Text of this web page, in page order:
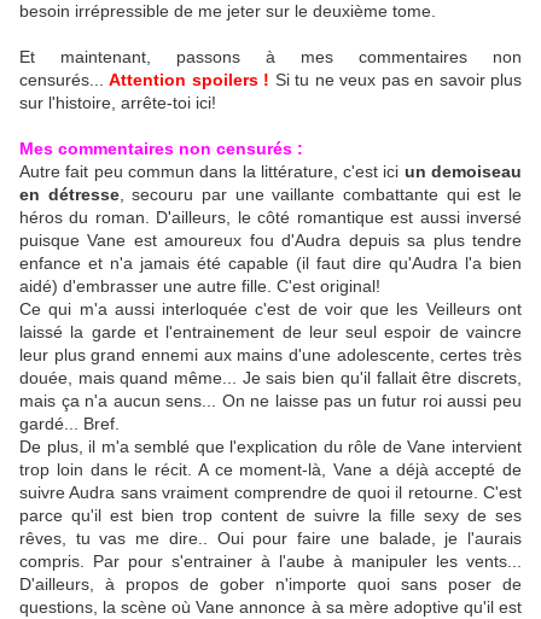
besoin irrépressible de me jeter sur le deuxième tome.
Et maintenant, passons à mes commentaires non
censurés...Attention spoilers ! Si tu ne veux pas en savoir plus
sur l'histoire, arrête-toi ici!
Mes commentaires non censurés :
Autre fait peu commun dans la littérature, c'est ici un demoiseau
en détresse, secouru par une vaillante combattante qui est le
héros du roman. D'ailleurs, le côté romantique est aussi inversé
puisque Vane est amoureux fou d'Audra depuis sa plus tendre
enfance et n'a jamais été capable (il faut dire qu'Audra l'a bien
aidé) d'embrasser une autre fille. C'est original!
Ce qui m'a aussi interloquée c'est de voir que les Veilleurs ont
laissé la garde et l'entrainement de leur seul espoir de vaincre
leur plus grand ennemi aux mains d'une adolescente, certes très
douée, mais quand même... Je sais bien qu'il fallait être discrets,
mais ça n'a aucun sens... On ne laisse pas un futur roi aussi peu
gardé... Bref.
De plus, il m'a semblé que l'explication du rôle de Vane intervient
trop loin dans le récit. A ce moment-là, Vane a déjà accepté de
suivre Audra sans vraiment comprendre de quoi il retourne. C'est
parce qu'il est bien trop content de suivre la fille sexy de ses
rêves, tu vas me dire.. Oui pour faire une balade, je l'aurais
compris. Par pour s'entrainer à l'aube à manipuler les vents...
D'ailleurs, à propos de gober n'importe quoi sans poser de
questions, la scène où Vane annonce à sa mère adoptive qu'il est